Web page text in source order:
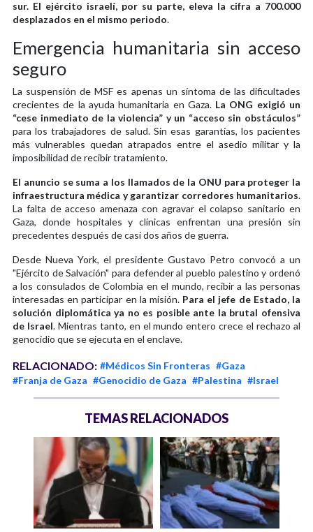
sur. El ejército israelí, por su parte, eleva la cifra a 700.000
desplazados en el mismo periodo.
Emergencia humanitaria sin acceso
seguro
La suspensión de MSF es apenas un síntoma de las dificultades
crecientes de la ayuda humanitaria en Gaza.La ONG exigió un
“cese inmediato de la violencia” y un “acceso sin obstáculos”
para los trabajadores de salud. Sin esas garantías, los pacientes
más vulnerables quedan atrapados entre el asedio militar y la
imposibilidad de recibir tratamiento.
El anuncio se suma a los llamados de la ONU para proteger la
infraestructura médica y garantizar corredores humanitarios.
La falta de acceso amenaza con agravar el colapso sanitario en
Gaza, donde hospitales y clínicas enfrentan una presión sin
precedentes después de casi dos años de guerra.
Desde Nueva York, el presidente Gustavo Petro convocó a un
"Ejército de Salvación" para defender al pueblo palestino y ordenó
a los consulados de Colombia en el mundo, recibir a las personas
interesadas en participar en la misión. Para el jefe de Estado, la
solución diplomática ya no es posible ante la brutal ofensiva
de Israel. Mientras tanto, en el mundo entero crece el rechazo al
genocidio que se ejecuta en el enclave.
RELACIONADO: #Médicos Sin Fronteras #Gaza
#Franja de Gaza #Genocidio de Gaza #Palestina #Israel
TEMAS RELACIONADOS